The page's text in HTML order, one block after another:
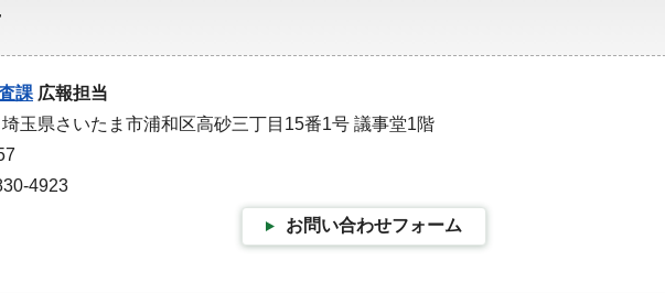
課広報担当
玉県さいたま市浦和区高砂三丁目15番1号 議事堂1階
4923
お問い合わせフォーム